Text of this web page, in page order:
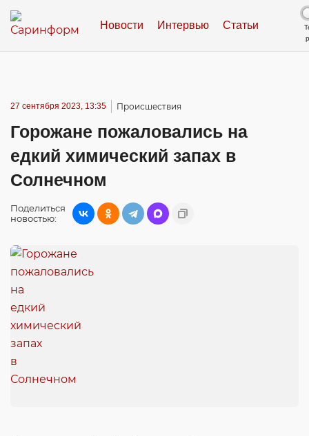
Новости Интервью Статьи
27 сентября 2023, 13:35 Происшествия
Горожане пожаловались на
едкий химический запах в
Солнечном
Поделиться
новостью: